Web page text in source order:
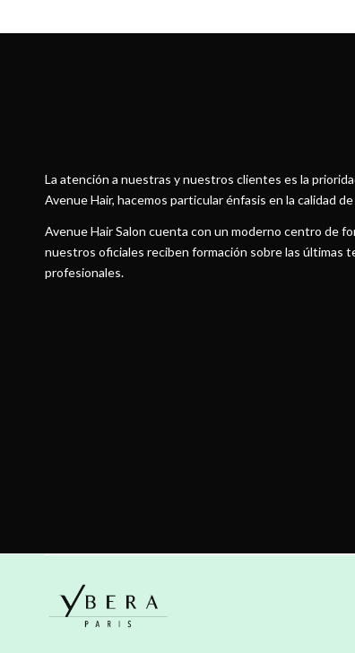
La atención a nuestras y nuestros clientes es la
Avenue Hair, hacemos particular énfasis en la calidad
Avenue Hair Salon cuenta con un moderno centro de
nuestros oficiales reciben formación sobre las últimas
profesionales.